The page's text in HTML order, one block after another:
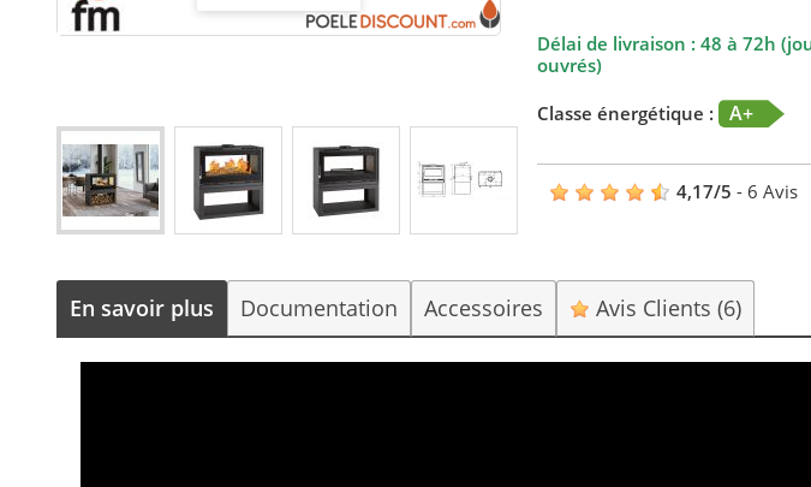
Délai de livraison : 48 à 72h
ouvrés)
Classe énergétique :
A+
4,17/5 - 6 Avis
En savoir plus Documentation Accessoires Avis Clients(6)